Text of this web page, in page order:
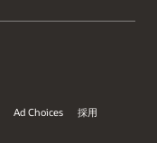
Ad Choices 採用